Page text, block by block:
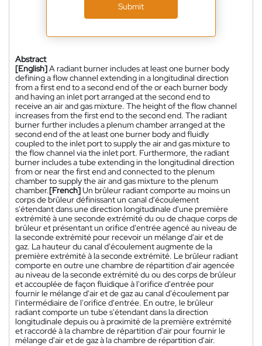
Submit
Abstract
[English]A radiant burner includes at least one burner body
defining a flow channel extending in a longitudinal direction
from a first end to a second end of the or each burner body
and having an inlet port arranged at the second end to
receive an air and gas mixture. The height of the flow channel
increases from the first end to the second end. The radiant
burner further includes a plenum chamber arranged at the
second end of the at least one burner body and fluidly
coupled to the inlet port to supply the air and gas mixture to
the flow channel via the inlet port. Furthermore, the radiant
burner includes a tube extending in the longitudinal direction
from or near the first end and connected to the plenum
chamber to supply the air and gas mixture to the plenum
chamber.[French]Un brûleur radiant comporte au moins un
corps de brûleur définissant un canal d'écoulement
s'étendant dans une direction longitudinale d'une première
extrémité à une seconde extrémité du ou de chaque corps de
brûleur et présentant un orifice d'entrée agencé au niveau de
la seconde extrémité pour recevoir un mélange d'air et de
gaz. La hauteur du canal d'écoulement augmente de la
première extrémité à la seconde extrémité. Le brûleur radiant
comporte en outre une chambre de répartition d'air agencée
au niveau de la seconde extrémité du ou des corps de brûleur
et accouplée de façon fluidique à l'orifice d'entrée pour
fournir le mélange d'air et de gaz au canal d'écoulement par
l'intermédiaire de l'orifice d'entrée. En outre, le brûleur
radiant comporte un tube s'étendant dans la direction
longitudinale depuis ou à proximité de la première extrémité
et raccordé à la chambre de répartition d'air pour fournir le
mélange d'air et de gaz à la chambre de répartition d'air.